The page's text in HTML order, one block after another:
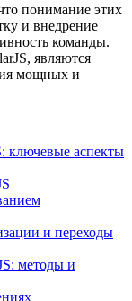
понимание этих
и внедрение
команды.
являются
мощных и
ключевые аспекты
и переходы
методы и